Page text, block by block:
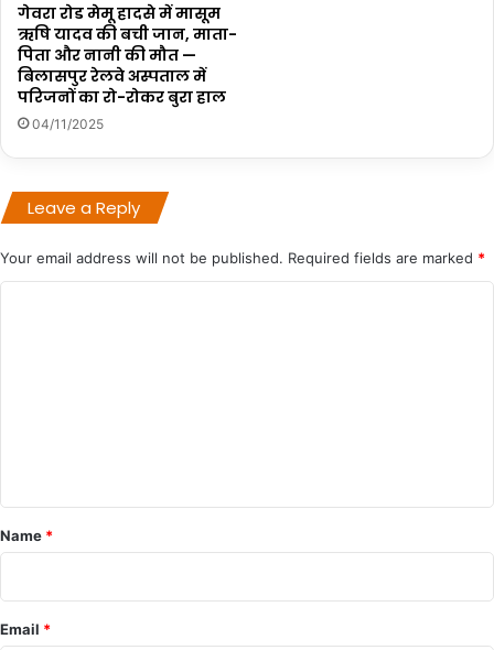
गेवरा रोड मेमू हादसे में मासूम
ऋषि यादव की बची जान, माता-
पिता और नानी की मौत —
बिलासपुर रेलवे अस्पताल में
परिजनों का रो-रोकर बुरा हाल
04/11/2025
Leave a Reply
Your email address will not be published. Required fields are marked *
*
Name *
Email *